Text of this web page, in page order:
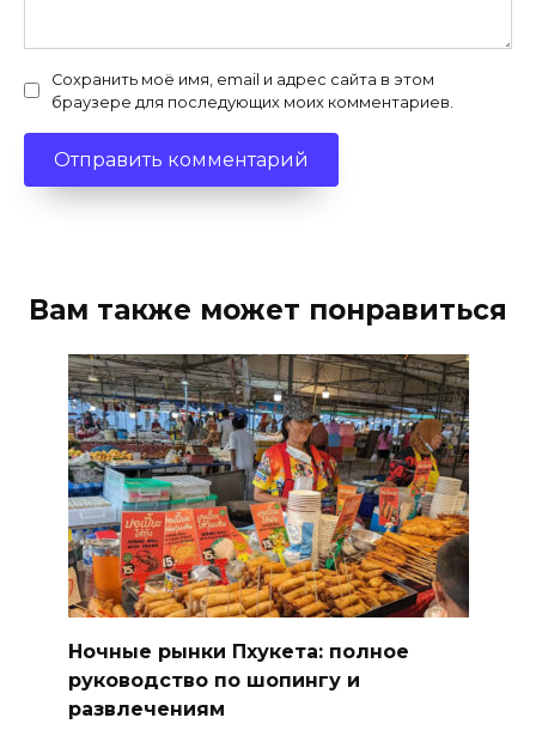
Сохранить моё имя, email и адрес сайта в этом
браузере для последующих моих комментариев.
Вам также может понравиться
Ночные рынки Пхукета: полное
руководство по шопингу и
развлечениям